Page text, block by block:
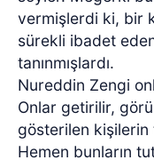
vermişlerdi ki, bir
sürekli ibadet
tanınmışlardı.
Nureddin Zengi
Onlar getirilir,
gösterilen
Hemen bunların